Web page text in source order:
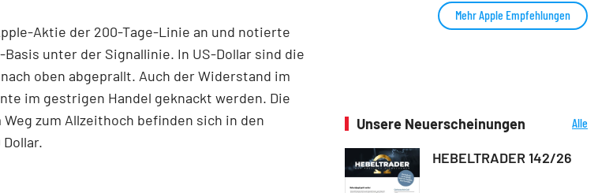
Aktie der 200-Tage-Linie an und notierte
unter der Signallinie. In US-Dollar sind die
oben abgeprallt. Auch der Widerstand im
im gestrigen Handel geknackt werden. Die
zum Allzeithoch befinden sich in den
Dollar.
Mehr Apple Empfehlungen
Unsere Neuerscheinungen
Alle
HEBELTRADER 142/26